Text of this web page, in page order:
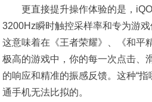
更直接提升操作体验的是，
3200Hz瞬时触控采样率和专为游戏
这意味着在《王者荣耀》、《和平
极高的游戏中，你的每一次点击、
的响应和精准的振感反馈。这种“
通手机无法比拟的。